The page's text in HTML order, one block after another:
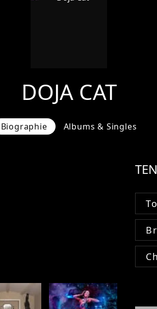
DOJA CAT
Biographie Albums & Singles